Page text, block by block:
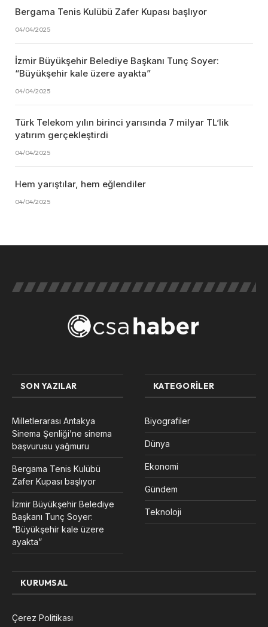
Bergama Tenis Kulübü Zafer Kupası başlıyor
04/04/2025
İzmir Büyükşehir Belediye Başkanı Tunç Soyer:
“Büyükşehir kale üzere ayakta”
04/04/2025
Türk Telekom yılın birinci yarısında 7 milyar TL’lik
yatırım gerçekleştirdi
04/04/2025
Hem yarıştılar, hem eğlendiler
04/04/2025
SON YAZILAR
Milletlerarası Antakya
Sinema Şenliği’ne sinema
başvurusu yağmuru
Bergama Tenis Kulübü
Zafer Kupası başlıyor
İzmir Büyükşehir Belediye
Başkanı Tunç Soyer:
“Büyükşehir kale üzere
ayakta”
KATEGORILER
Biyografiler
Dünya
Ekonomi
Gündem
Teknoloji
KURUMSAL
Çerez Politikası